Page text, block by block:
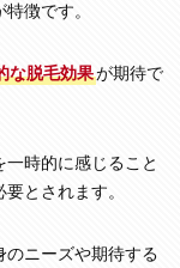
徴です。
な脱毛効果が期待で
時的に感じること
とされます。
のニーズや期待する